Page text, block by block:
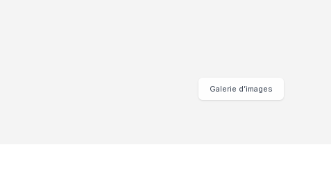
Galerie d’images